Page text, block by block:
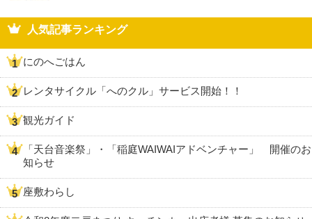
人気記事ランキング
にのへごはん
レンタサイクル「へのクル」サービス開始！！
観光ガイド
「天台音楽祭」・「稲庭WAIWAIアドベンチャー」 開催のお
知らせ
座敷わらし